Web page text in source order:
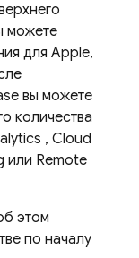
можете
для Apple,
вы можете
количества
, Cloud
или Remote
этом
по началу